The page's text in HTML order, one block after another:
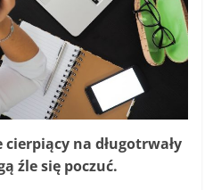
na długotrwały
źle się poczuć.